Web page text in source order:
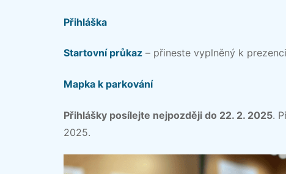
Přihláška
Startovní průkaz – přineste vyplněný k prezenci
Mapka k parkování
Přihlášky posílejte nejpozději do 22. 2. 2025.
2025.